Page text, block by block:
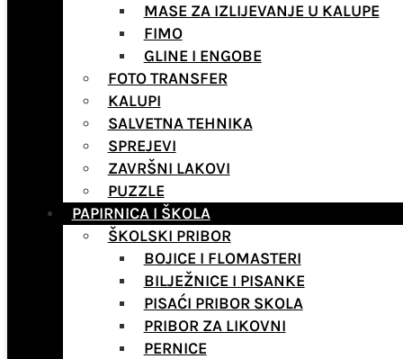
MASE ZA IZLIJEVANJE U KALUPE
FIMO
GLINE I ENGOBE
FOTO TRANSFER
KALUPI
SALVETNA TEHNIKA
SPREJEVI
ZAVRŠNI LAKOVI
PUZZLE
PAPIRNICA I ŠKOLA
ŠKOLSKI PRIBOR
BOJICE I FLOMASTERI
BILJEŽNICE I PISANKE
PISAĆI PRIBOR SKOLA
PRIBOR ZA LIKOVNI
PERNICE